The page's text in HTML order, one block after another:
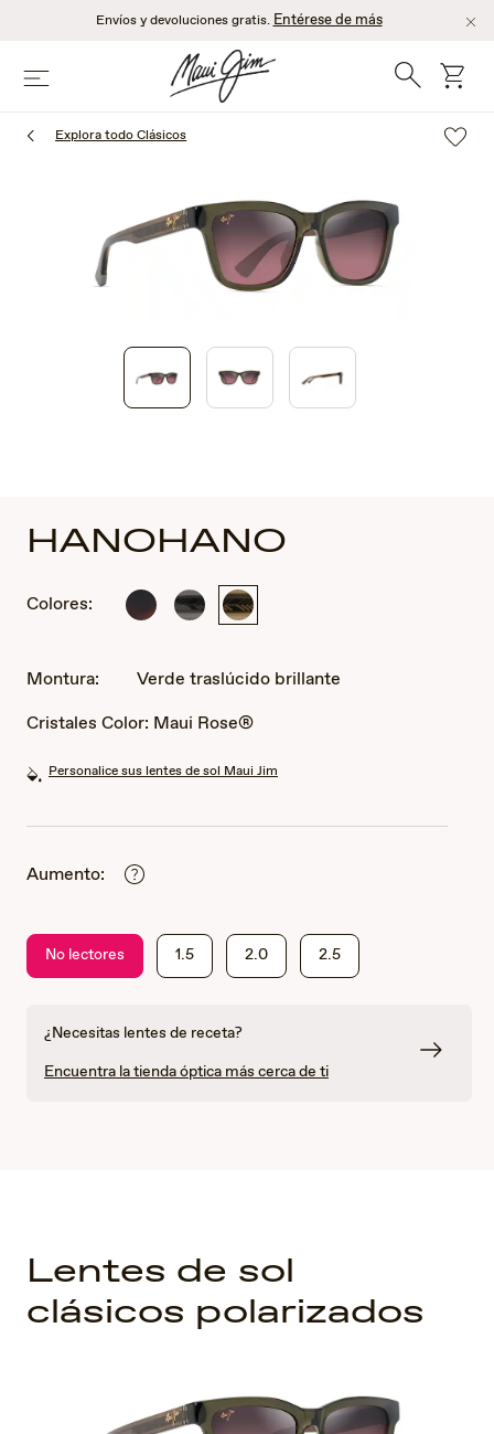
principal
Envíos y devoluciones gratis. Entérese de más
Menú BúsquedaCarro
Explora todo Clásicos
HANOHANO
Colores:
Habana
con
traslúcido
Gris
brillante
Verde
Montura:
Verde traslúcido brillante
Cristales Color: Maui Rose®
Personalice sus lentes de sol Maui Jim
Aumento:
No lectores 1.5 2.0 2.5
¿Necesitas lentes de receta?
Encuentra la tienda óptica más cerca de ti
Lentes de sol
clásicos polarizados